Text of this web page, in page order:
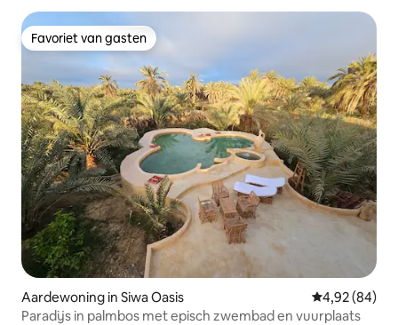
Favoriet van gasten
Favoriet van gasten
Aardewoning in Siwa Oasis Gemiddelde
4,92 (84)
Paradijs in palmbos met episch zwembad en vuurplaats